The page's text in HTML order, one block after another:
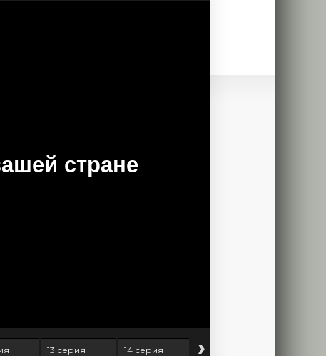
13 серия 14 серия 15 серия
›